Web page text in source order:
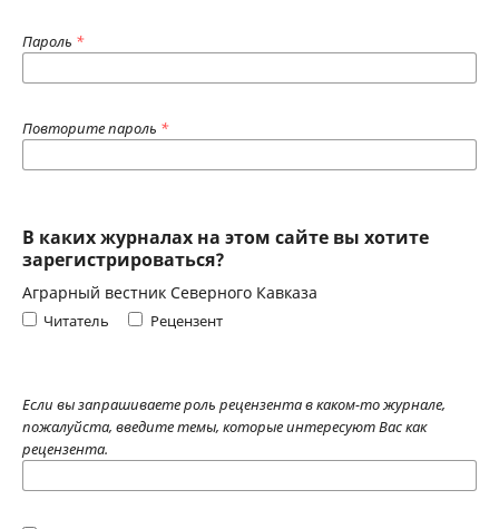
Пароль *
Повторите пароль *
В каких журналах на этом сайте вы хотите
зарегистрироваться?
Аграрный вестник Северного Кавказа
Читатель Рецензент
Если вы запрашиваете роль рецензента в каком-то журнале,
пожалуйста, введите темы, которые интересуют Вас как
рецензента.